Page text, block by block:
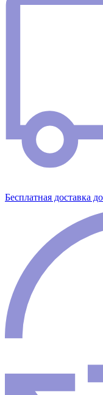
Бесплатная доставка